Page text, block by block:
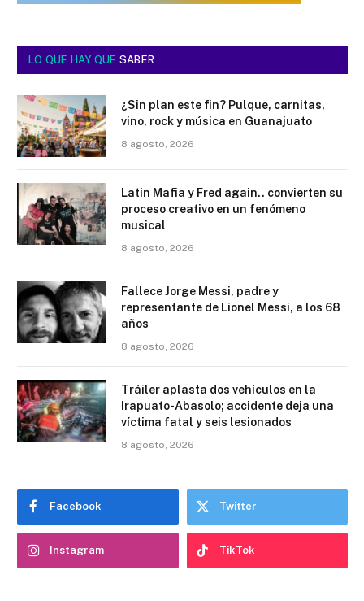
LO QUE HAY QUE SABER
¿Sin plan este fin? Pulque, carnitas,
vino, rock y música en Guanajuato
8 agosto, 2026
Latin Mafia y Fred again.. convierten su
proceso creativo en un fenómeno
musical
8 agosto, 2026
Fallece Jorge Messi, padre y
representante de Lionel Messi, a los 68
años
8 agosto, 2026
Tráiler aplasta dos vehículos en la
Irapuato-Abasolo; accidente deja una
víctima fatal y seis lesionados
8 agosto, 2026
Facebook Twitter
Instagram TikTok